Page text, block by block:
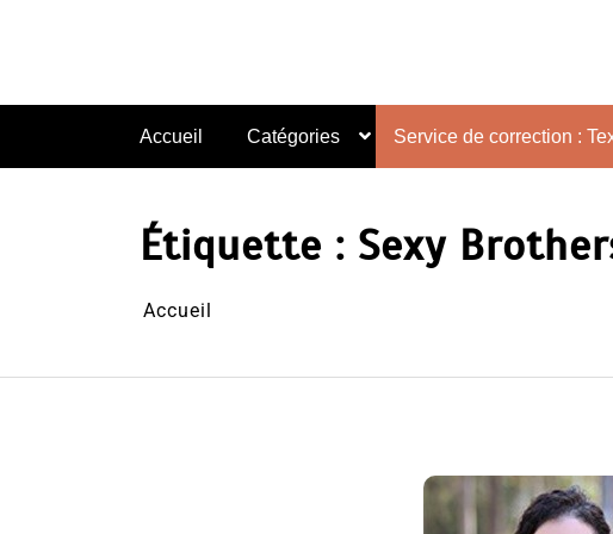
Accueil Catégories Service de correction :
Étiquette : Sexy
Accueil